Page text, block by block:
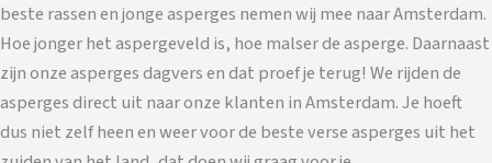
beste rassen en jonge asperges nemen wij mee naar Amsterdam.
Hoe jonger het aspergeveld is, hoe malser de asperge. Daarnaast
zijn onze asperges dagvers en dat proef je terug! We rijden de
asperges direct uit naar onze klanten in Amsterdam. Je hoeft
dus niet zelf heen en weer voor de beste verse asperges uit het